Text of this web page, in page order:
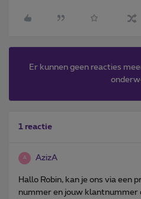
Er kunnen geen reacties
1 reactie
A AzizA
Hallo Robin, kan je ons via een
nummer en jouw klantnummer